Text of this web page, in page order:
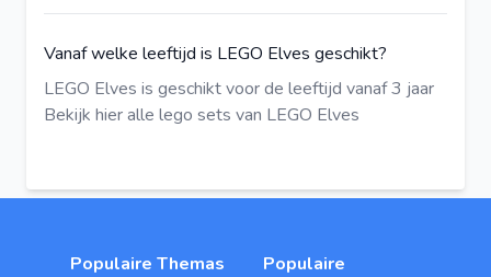
Vanaf welke leeftijd is LEGO Elves geschikt?
LEGO Elves is geschikt voor de leeftijd vanaf 3 jaar
Bekijk hieralle lego sets van LEGO Elves
Populaire Themas
Populaire